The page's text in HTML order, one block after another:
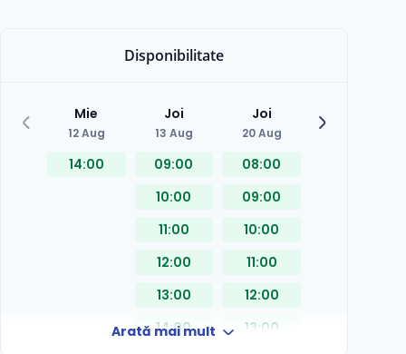
Disponibilitate
Mie
12 Aug
14:00
Joi
13 Aug
09:00
10:00
11:00
12:00
13:00
14:00
Joi
20 Aug
08:00
09:00
10:00
11:00
12:00
13:00
Arată mai mult